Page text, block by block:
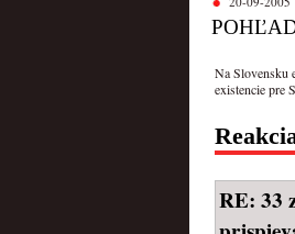
Na Slovensku
existencie pre
RE: 33